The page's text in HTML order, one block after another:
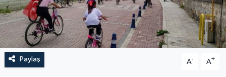
Paylaş A- A+
RESMİ İLAN